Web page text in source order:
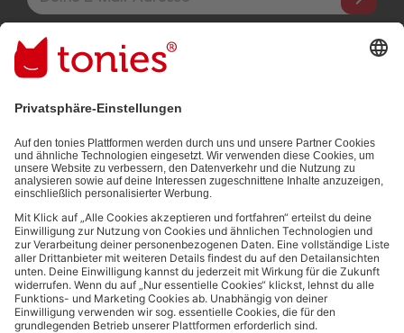
Mit dem Absenden abonnierst du unseren E-Mail-Newsletter, der
auf den von dir bereitgestellten Informationen (z.B. Account-
informationen) und den von dir zu Werbezwecken bereitgestellten
Datenschutzbestimmungen.
Bezahlmethoden:
Links zu sozialen Netzwerken